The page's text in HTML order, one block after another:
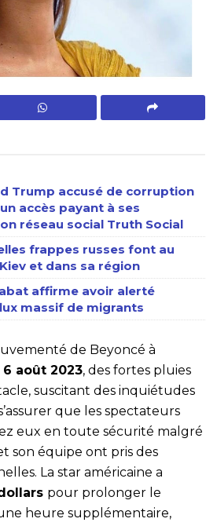
Trump accusé de corruption
accès payant à ses
réseau social Truth Social
frappes russes font au
et dans sa région
affirme avoir alerté
massif de migrants
de Beyoncé à
août 2023, des fortes pluies
suscitant des inquiétudes
que les spectateurs
eux en toute sécurité malgré
son équipe ont pris des
La star américaine a
pour prolonger le
heure supplémentaire,